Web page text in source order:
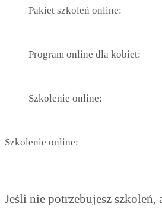
Pakiet szkoleń online:
Program online dla kobiet:
Szkolenie online:
Szkolenie online:
Jeśli nie potrzebujesz